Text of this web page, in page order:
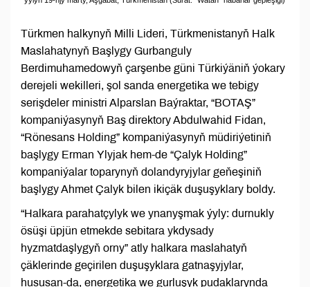
Türkmen halkynyň Milli Lideri, Türkmenistanyň Halk
Maslahatynyň Başlygy Gurbanguly
Berdimuhamedowyň çarşenbe güni Türkiýäniň ýokary
derejeli wekilleri, şol sanda energetika we tebigy
serişdeler ministri Alparslan Baýraktar, “BOTAŞ”
kompaniýasynyň Baş direktory Abdulwahid Fidan,
“Rönesans Holding” kompaniýasynyň müdiriýetiniň
başlygy Erman Ylyjak hem-de “Çalyk Holding”
kompaniýalar toparynyň dolandyryjylar geňeşiniň
başlygy Ahmet Çalyk bilen ikiçäk duşuşyklary boldy.
“Halkara parahatçylyk we ynanyşmak ýyly: durnukly
ösüşi üpjün etmekde sebitara ykdysady
hyzmatdaşlygyň orny” atly halkara maslahatyň
çäklerinde geçirilen duşuşyklara gatnaşyjylar,
hususan-da, energetika we gurluşyk pudaklarynda